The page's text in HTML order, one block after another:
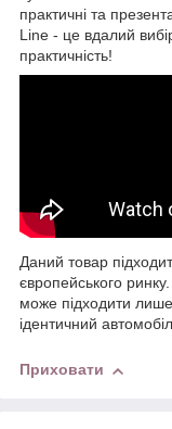
практичні та
Line - це вдалий
практичність!
Даний товар
європейського
може підходити
ідентичний
Приховати